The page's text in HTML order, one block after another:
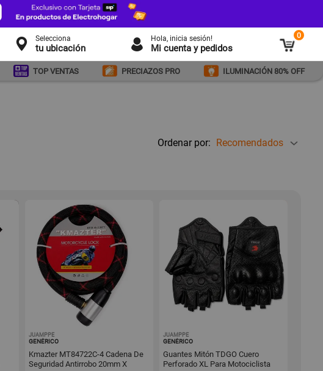
Selecciona
tu ubicación
Hola, inicia sesión!
Mi cuenta y pedidos
0
TOP VENTAS PRECIAZOS PRO ILUMINACIÓN 80% OFF
Ordenar por: Recomendados
JUAMPPE
GENÉRICO
Kmazter MT84722C-4 Cadena De
Seguridad Antirrobo 20mm X
JUAMPPE
GENÉRICO
Guantes Mitón TDGO Cuero
Perforado XL Para Motociclista